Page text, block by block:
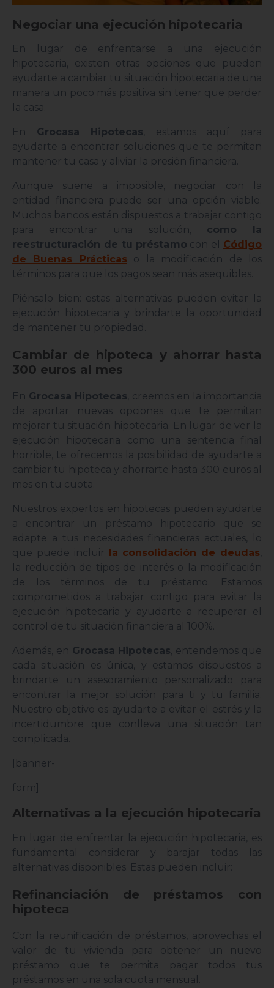
Negociar una ejecución hipotecaria
En lugar de enfrentarse a una ejecución
hipotecaria, existen otras opciones que pueden
ayudarte a cambiar tu situación hipotecaria de una
manera un poco más positiva sin tener que perder
la casa.
En Grocasa Hipotecas, estamos aquí para
ayudarte a encontrar soluciones que te permitan
mantener tu casa y aliviar la presión financiera.
Aunque suene a imposible, negociar con la
entidad financiera puede ser una opción viable.
Muchos bancos están dispuestos a trabajar contigo
para encontrar una solución, como la
reestructuración de tu préstamo con el Código
de Buenas Prácticaso la modificación de los
términos para que los pagos sean más asequibles.
Piénsalo bien: estas alternativas pueden evitar la
ejecución hipotecaria y brindarte la oportunidad
de mantener tu propiedad.
Cambiar de hipoteca y ahorrar hasta
300 euros al mes
En Grocasa Hipotecas, creemos en la importancia
de aportar nuevas opciones que te permitan
mejorar tu situación hipotecaria. En lugar de ver la
ejecución hipotecaria como una sentencia final
horrible, te ofrecemos la posibilidad de ayudarte a
cambiar tu hipoteca y ahorrarte hasta 300 euros al
mes en tu cuota.
Nuestros expertos en hipotecas pueden ayudarte
a encontrar un préstamo hipotecario que se
adapte a tus necesidades financieras actuales, lo
que puede incluir
la consolidación de deudas,
la reducción de tipos de interés o la modificación
de los términos de tu préstamo. Estamos
comprometidos a trabajar contigo para evitar la
ejecución hipotecaria y ayudarte a recuperar el
control de tu situación financiera al 100%.
Además, en Grocasa Hipotecas, entendemos que
cada situación es única, y estamos dispuestos a
brindarte un asesoramiento personalizado para
encontrar la mejor solución para ti y tu familia.
Nuestro objetivo es ayudarte a evitar el estrés y la
incertidumbre que conlleva una situación tan
complicada.
[banner-
form]
Alternativas a la ejecución hipotecaria
En lugar de enfrentar la ejecución hipotecaria, es
fundamental considerar y barajar todas las
alternativas disponibles. Estas pueden incluir:
Refinanciación de préstamos con
hipoteca
Con la reunificación de préstamos, aprovechas el
valor de tu vivienda para obtener un nuevo
préstamo que te permita pagar todos tus
préstamos en una sola cuota mensual.